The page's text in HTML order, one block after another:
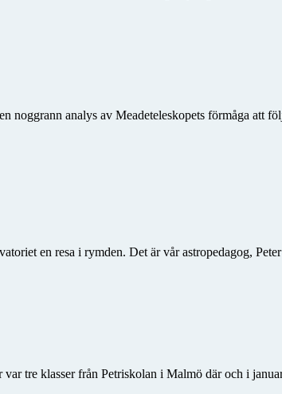
noggrann analys av Meadeteleskopets förmåga
en resa i rymden. Det är vår astropedagog,
var tre klasser från Petriskolan i Malmö där och i